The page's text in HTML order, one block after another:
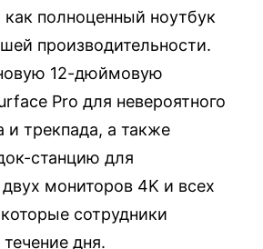
как полноценный ноутбук
производительности.
12-дюймовую
Pro для невероятного
и трекпада, а также
станцию ​​для
мониторов 4K и всех
сотрудники
дня.